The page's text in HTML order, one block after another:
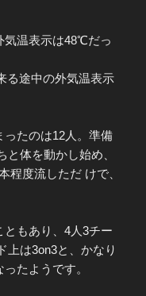
気温表示は48℃だっ
る途中の外気温表示
ったのは12人。準備
体を動かし始め、
程度流しただ けで、
もあり、4人3チー
上は3on3と、かなり
たようです。